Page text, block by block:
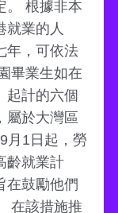
。 根據非本
就業的人
年，可依法
畢業生如在
起計的六個
屬於大灣區
月1日起，勞
齡就業計
在鼓勵他們
在該措施推